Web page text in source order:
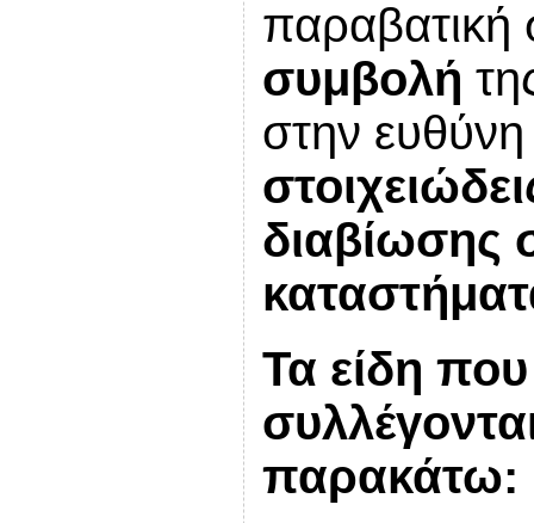
συμβολή
στην ευθύνη
διαβίωσης
Τα είδη που
παρακάτω: